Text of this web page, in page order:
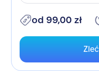
od 99,00 zł